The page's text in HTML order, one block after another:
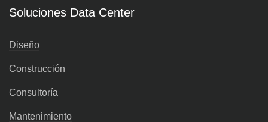
Soluciones Data Center
Diseño
Construcción
Consultoría
Mantenimiento